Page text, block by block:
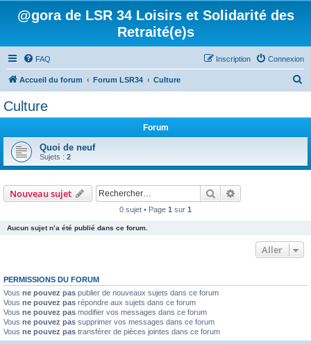
@gora de LSR 34 Loisirs et Solidarité des
Retraité(e)s
FAQ Connexion
Inscription
Accueil du forum Forum LSR34 Culture
Culture
Forum
Quoi de neuf
Sujets : 2
Nouveau sujet Rechercher
0 sujet • Page 1 sur 1
Aucun sujet n’a été publié dans ce forum.
Aller
PERMISSIONS DU FORUM
Vous ne pouvez pas publier de nouveaux sujets dans ce forum
Vous ne pouvez pas répondre aux sujets dans ce forum
Vous ne pouvez pas modifier vos messages dans ce forum
Vous ne pouvez pas supprimer vos messages dans ce forum
Vous ne pouvez pas transférer de pièces jointes dans ce forum